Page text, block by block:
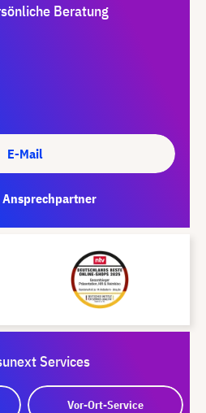
Beratung
E-Mail
Ansprechpartner
Services
Vor-Ort-Service